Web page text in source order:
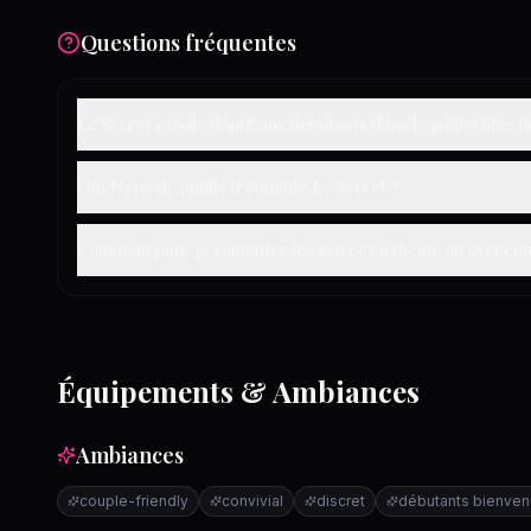
Questions fréquentes
Équipements & Ambiances
Ambiances
couple-friendly convivial discret débutants